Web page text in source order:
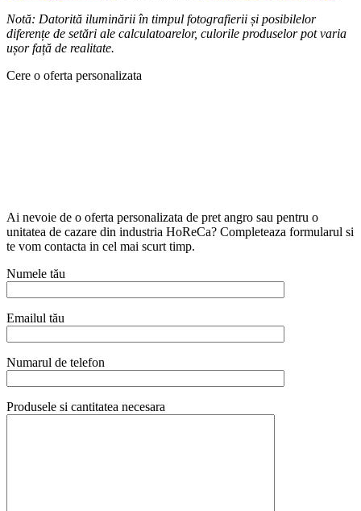
Notă: Datorită iluminării în timpul fotografierii și posibilelor
diferențe de setări ale calculatoarelor, culorile produselor pot varia
ușor față de realitate.
Cere o oferta personalizata
Ai nevoie de o oferta personalizata de pret angro sau pentru o
unitatea de cazare din industria HoReCa? Completeaza formularul si
te vom contacta in cel mai scurt timp.
Numele tău
Emailul tău
Numarul de telefon
Produsele si cantitatea necesara